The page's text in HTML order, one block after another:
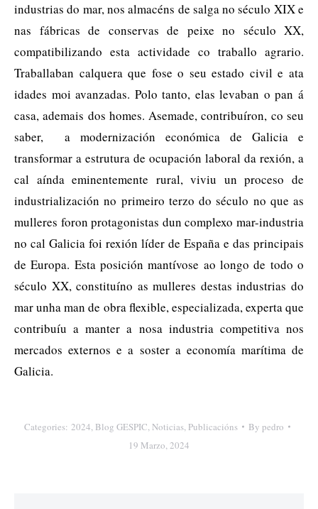
industrias do mar, nos almacéns de salga no século XIX e
nas fábricas de conservas de peixe no século XX,
compatibilizando esta actividade co traballo agrario.
Traballaban calquera que fose o seu estado civil e ata
idades moi avanzadas. Polo tanto, elas levaban o pan á
casa, ademais dos homes. Asemade, contribuíron, co seu
saber, a modernización económica de Galicia e
transformar a estrutura de ocupación laboral da rexión, a
cal aínda eminentemente rural, viviu un proceso de
industrialización no primeiro terzo do século no que as
mulleres foron protagonistas dun complexo mar-industria
no cal Galicia foi rexión líder de España e das principais
de Europa. Esta posición mantívose ao longo de todo o
século XX, constituíno as mulleres destas industrias do
mar unha man de obra flexible, especializada, experta que
contribuíu a manter a nosa industria competitiva nos
mercados externos e a soster a economía marítima de
Galicia.
Categories: 2024, Blog GESPIC, Noticias, Publicacións By pedro
19 Marzo, 2024